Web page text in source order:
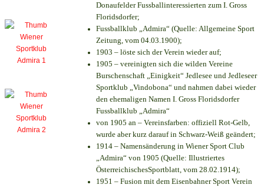
Donaufelder Fussballinteressierten zum I. Gross
Floridsdorfer;
Fussballklub „Admira“ (Quelle: Allgemeine Sport
Zeitung, vom 04.03.1900);
1903 – löste sich der Verein wieder auf;
1905 – vereinigten sich die wilden Vereine
Burschenschaft „Einigkeit“ Jedlesee und Jedleseer
Sportklub „Vindobona“ und nahmen dabei wieder
den ehemaligen Namen I. Gross Floridsdorfer
Fussballklub „Admira“
von 1905 an – Vereinsfarben: offiziell Rot-Gelb,
wurde aber kurz darauf in Schwarz-Weiß geändert;
1914 – Namensänderung in Wiener Sport Club
„Admira“ von 1905 (Quelle: Illustriertes
ÖsterreichischesSportblatt, vom 28.02.1914);
1951 – Fusion mit dem Eisenbahner Sport Verein